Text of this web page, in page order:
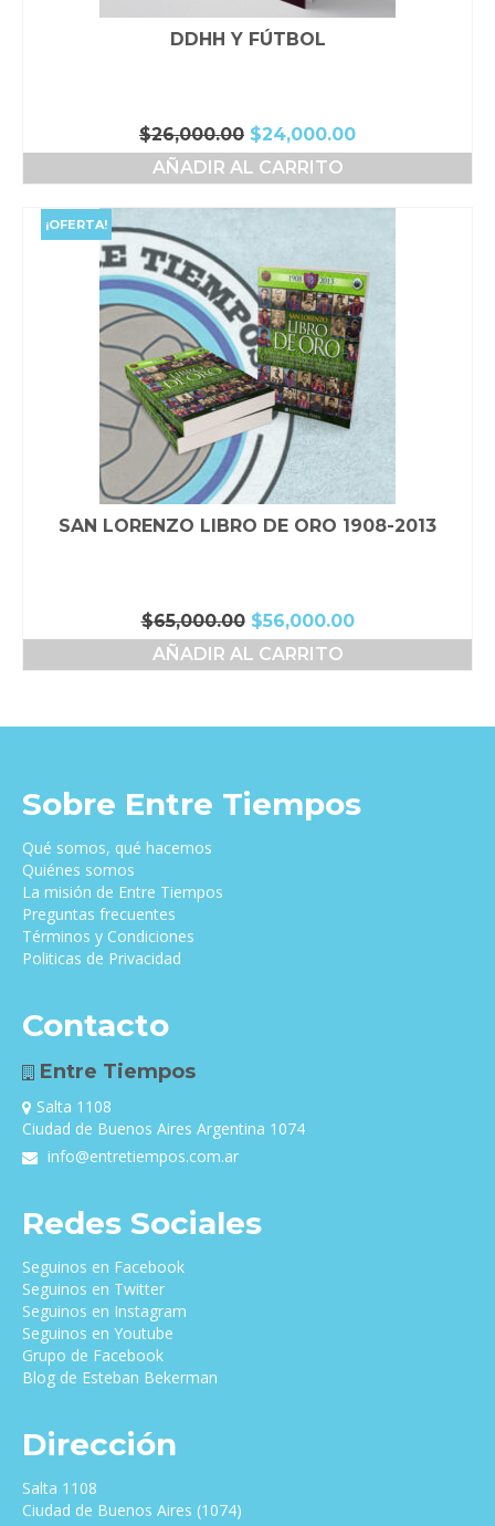
DDHH Y FÚTBOL
$26,000.00 El
precio
original
$24,000.00El
precio
AÑADIR AL CARRITO
¡OFERTA!
SAN LORENZO LIBRO DE ORO 1908-2013
$65,000.00 El
precio
original
$56,000.00El
precio
AÑADIR AL CARRITO
Sobre Entre Tiempos
Qué somos, qué hacemos
Quiénes somos
La misión de Entre Tiempos
Preguntas frecuentes
Términos y Condiciones
Politicas de Privacidad
Contacto
Entre Tiempos
Salta 1108
Ciudad de Buenos Aires Argentina 1074
info@entretiempos.com.ar
Redes Sociales
Seguinos en Facebook
Seguinos en Twitter
Seguinos en Instagram
Seguinos en Youtube
Grupo de Facebook
Blog de Esteban Bekerman
Dirección
Salta 1108
Ciudad de Buenos Aires (1074)